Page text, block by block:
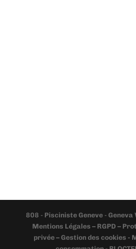
808 - Pisciniste Geneve -Geneva
Mentions Légales – RGPD –
privée – Gestion des cookies -